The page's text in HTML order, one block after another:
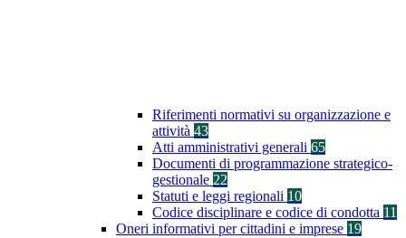
Riferimenti normativi su organizzazione e
attività 43
Atti amministrativi generali 65
Documenti di programmazione strategico-
gestionale 22
Statuti e leggi regionali 10
Codice disciplinare e codice di condotta 11
Oneri informativi per cittadini e imprese 19